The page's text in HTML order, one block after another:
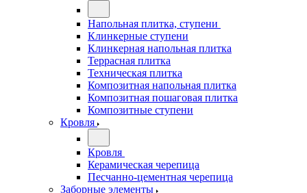
Напольная плитка, ступени
Клинкерные ступени
Клинкерная напольная плитка
Террасная плитка
Техническая плитка
Композитная напольная плитка
Композитная пошаговая плитка
Композитные ступени
Кровля
Кровля
Керамическая черепица
Песчанно-цементная черепица
Заборные элементы